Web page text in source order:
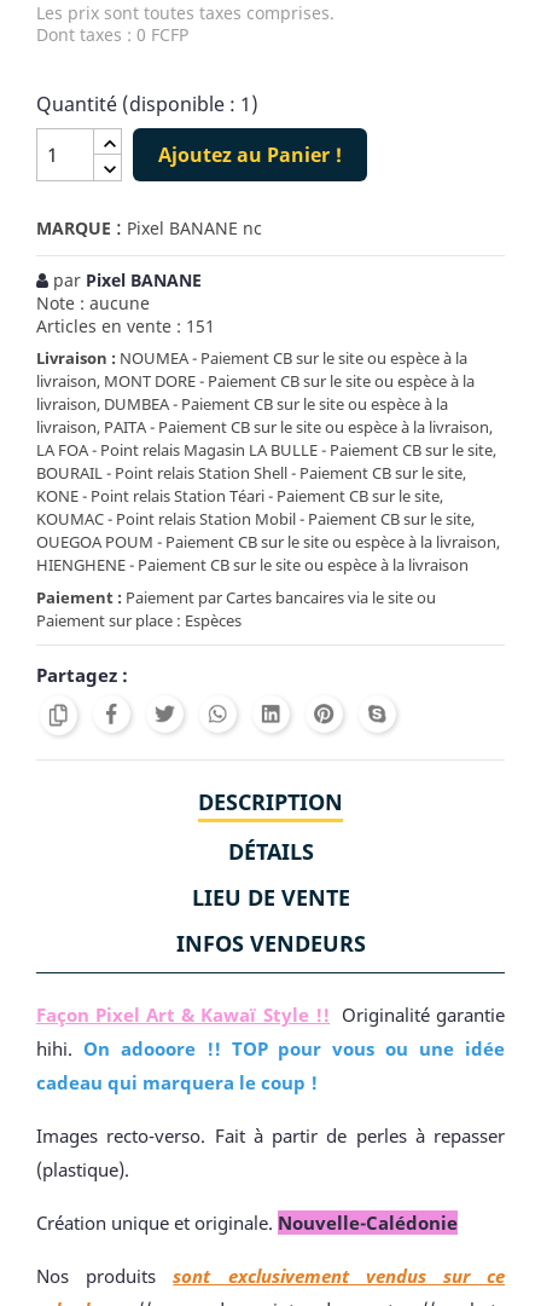
Les prix sont toutes taxes comprises.
Dont taxes : 0 FCFP
Quantité (disponible : 1)
Ajoutez au Panier !
MARQUE : Pixel BANANE nc
par Pixel BANANE
Note : aucune
Articles en vente : 151
Livraison : NOUMEA - Paiement CB sur le site ou espèce à la
livraison, MONT DORE - Paiement CB sur le site ou espèce à la
livraison, DUMBEA - Paiement CB sur le site ou espèce à la
livraison, PAITA - Paiement CB sur le site ou espèce à la livraison,
LA FOA - Point relais Magasin LA BULLE - Paiement CB sur le site,
BOURAIL - Point relais Station Shell - Paiement CB sur le site,
KONE - Point relais Station Téari - Paiement CB sur le site,
KOUMAC - Point relais Station Mobil - Paiement CB sur le site,
OUEGOA POUM - Paiement CB sur le site ou espèce à la livraison,
HIENGHENE - Paiement CB sur le site ou espèce à la livraison
Paiement : Paiement par Cartes bancaires via le site ou
Paiement sur place : Espèces
Partagez :
DESCRIPTION
DÉTAILS
LIEU DE VENTE
INFOS VENDEURS
Façon Pixel Art & Kawaï Style !! Originalité garantie
hihi. On adooore !! TOP pour vous ou une idée
cadeau qui marquera le coup !
Images recto-verso. Fait à partir de perles à repasser
(plastique).
Création unique et originale. Nouvelle-Calédonie
Nos produits
sont exclusivement vendus sur ce